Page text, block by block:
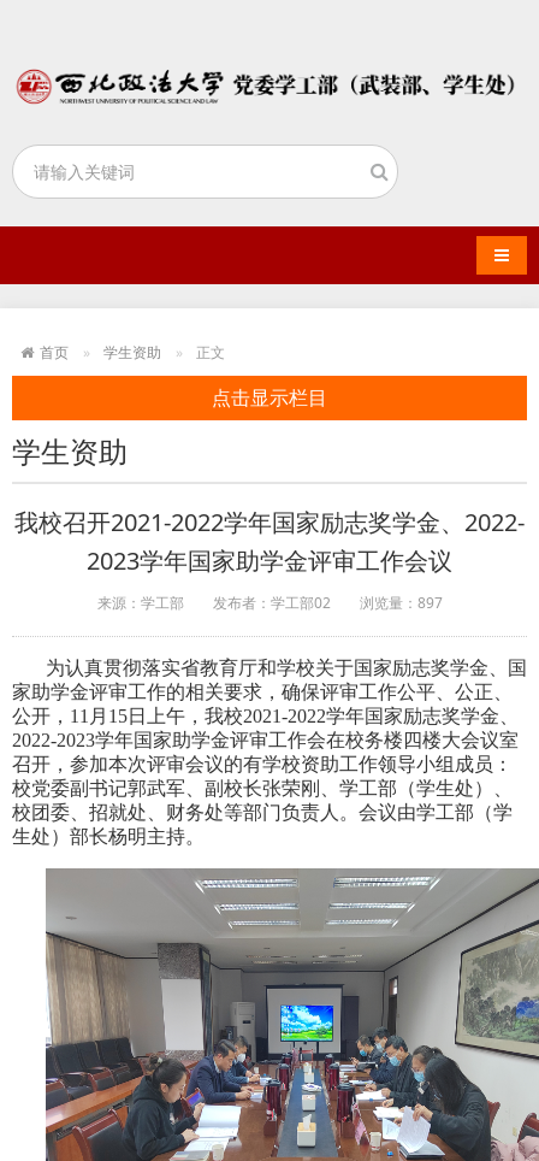
导航
首页 学生资助 正文
点击显示栏目
学生资助
我校召开2021-2022学年国家励志奖学金、2022-
2023学年国家助学金评审工作会议
来源：学工部 发布者：学工部02 浏览量： 897
为认真贯彻落实省教育厅和学校关于国家励志奖学金、国
家助学金评审工作的相关要求 ，确保评审工作公平、公正、
公开， 11 月 15日上午，我校2021-2022学年国家励志奖学金、
2022-2023学年国家助学金评审工作会在校务楼四楼大会议室
召开，参加本次评审会议的有学校资助工作领导小组成员：
校党委副书记郭武军、副校长张荣刚、学工部（学生处）、
校团委、招就处、财务处等部门负责人。会议由学工部（学
生处）部长杨明主持。